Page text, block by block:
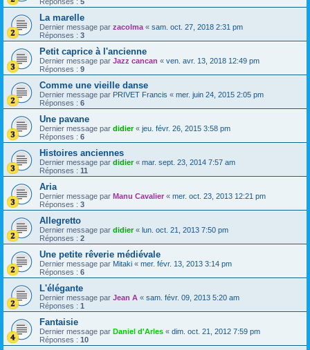
La marelle
Dernier message par zacolma « sam. oct. 27, 2018 2:31 pm
Réponses : 3
Petit caprice à l'ancienne
Dernier message par Jazz cancan « ven. avr. 13, 2018 12:49 pm
Réponses : 9
Comme une vieille danse
Dernier message par PRIVET Francis « mer. juin 24, 2015 2:05 pm
Réponses : 6
Une pavane
Dernier message par didier« jeu. févr. 26, 2015 3:58 pm
Réponses : 6
Histoires anciennes
Dernier message par didier« mar. sept. 23, 2014 7:57 am
Réponses : 11
Aria
Dernier message par Manu Cavalier « mer. oct. 23, 2013 12:21 pm
Réponses : 3
Allegretto
Dernier message par didier« lun. oct. 21, 2013 7:50 pm
Réponses : 2
Une petite rêverie médiévale
Dernier message par Mitaki « mer. févr. 13, 2013 3:14 pm
Réponses : 6
L'élégante
Dernier message par Jean A « sam. févr. 09, 2013 5:20 am
Réponses : 1
Fantaisie
Dernier message par Daniel d'Arles « dim. oct. 21, 2012 7:59 pm
Réponses : 10